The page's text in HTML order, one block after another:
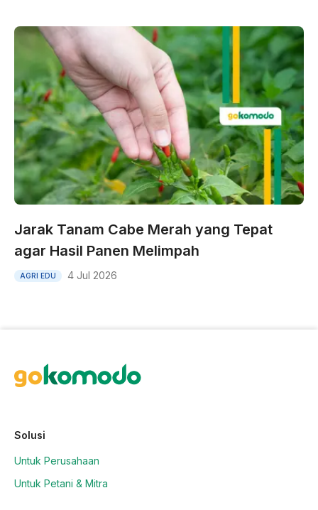
Jarak Tanam Cabe Merah yang Tepat
agar Hasil Panen Melimpah
AGRI EDU 4 Jul 2026
Solusi
Untuk Perusahaan
Untuk Petani & Mitra